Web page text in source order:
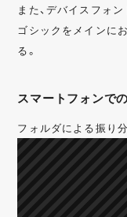
また、デバイスフォ
ゴシックをメインに
る。
スマートフォンで
フォルダによる振り